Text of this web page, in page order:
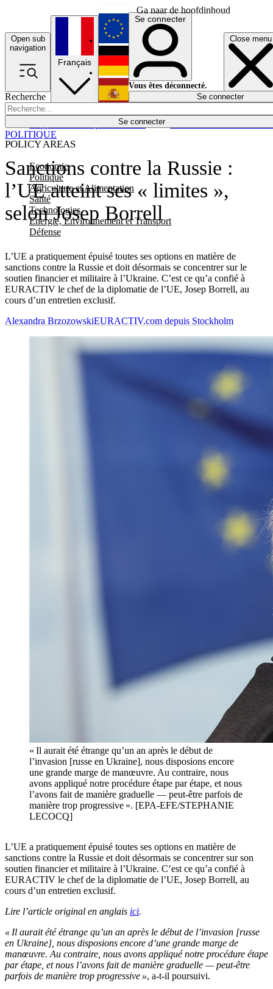
Ga naar de hoofdinhoud
Open sub
navigation
Close menu
Recherche
Se connecter
POLICY AREAS
Economie
Politique
Agriculture et Alimentation
Santé
Technologies
Energie, Environnement et Transport
Défense
Économie
Français
English
Deutsch
Español
Se connecter
Vous êtes déconnecté.
Se connecter
Sanctions contre la Russie :
l’UE atteint ses « limites »,
selon Josep Borrell
L’UE a pratiquement épuisé toutes ses options en matière de
sanctions contre la Russie et doit désormais se concentrer sur le
soutien financier et militaire à l’Ukraine. C’est ce qu’a confié à
EURACTIV le chef de la diplomatie de l’UE, Josep Borrell, au
cours d’un entretien exclusif.
POLITIQUE
Alexandra BrzozowskiEURACTIV.com depuis Stockholm
« Il aurait été étrange qu’un an après le début de
l’invasion [russe en Ukraine], nous disposions encore
une grande marge de manœuvre. Au contraire, nous
avons appliqué notre procédure étape par étape, et nous
l’avons fait de manière graduelle — peut-être parfois de
manière trop progressive ». [EPA-EFE/STEPHANIE
LECOCQ]
L’UE a pratiquement épuisé toutes ses options en matière de
sanctions contre la Russie et doit désormais se concentrer sur son
soutien financier et militaire à l’Ukraine. C’est ce qu’a confié à
EURACTIV le chef de la diplomatie de l’UE, Josep Borrell, au
cours d’un entretien exclusif.
Lire l’article original en anglais ici.
« Il aurait été étrange qu’un an après le début de l’invasion [russe
en Ukraine], nous disposions encore d’une grande marge de
manœuvre. Au contraire, nous avons appliqué notre procédure étape
par étape, et nous l’avons fait de manière graduelle — peut-être
parfois de manière trop progressive », a-t-il poursuivi.